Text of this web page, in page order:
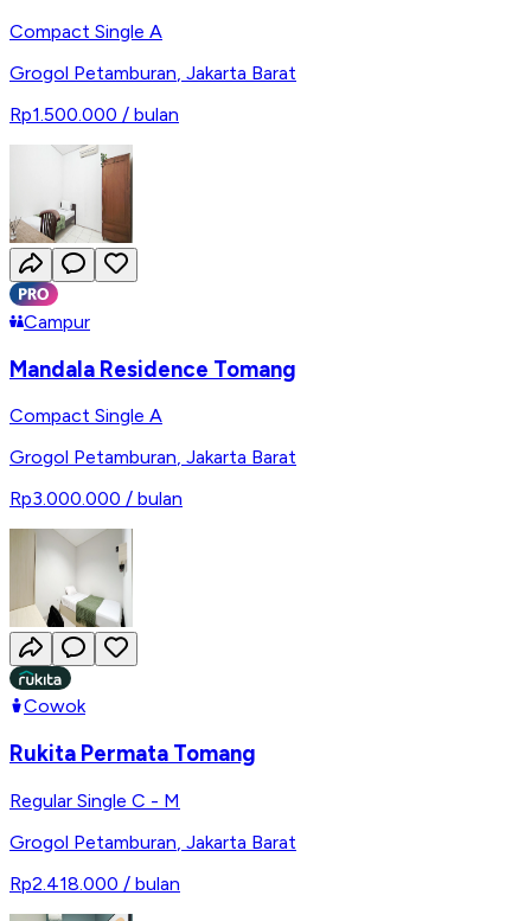
Compact Single A
Grogol Petamburan, Jakarta Barat
Rp1.500.000 / bulan
Campur
Mandala Residence Tomang
Compact Single A
Grogol Petamburan, Jakarta Barat
Rp3.000.000 / bulan
Cowok
Rukita Permata Tomang
Regular Single C - M
Grogol Petamburan, Jakarta Barat
Rp2.418.000 / bulan